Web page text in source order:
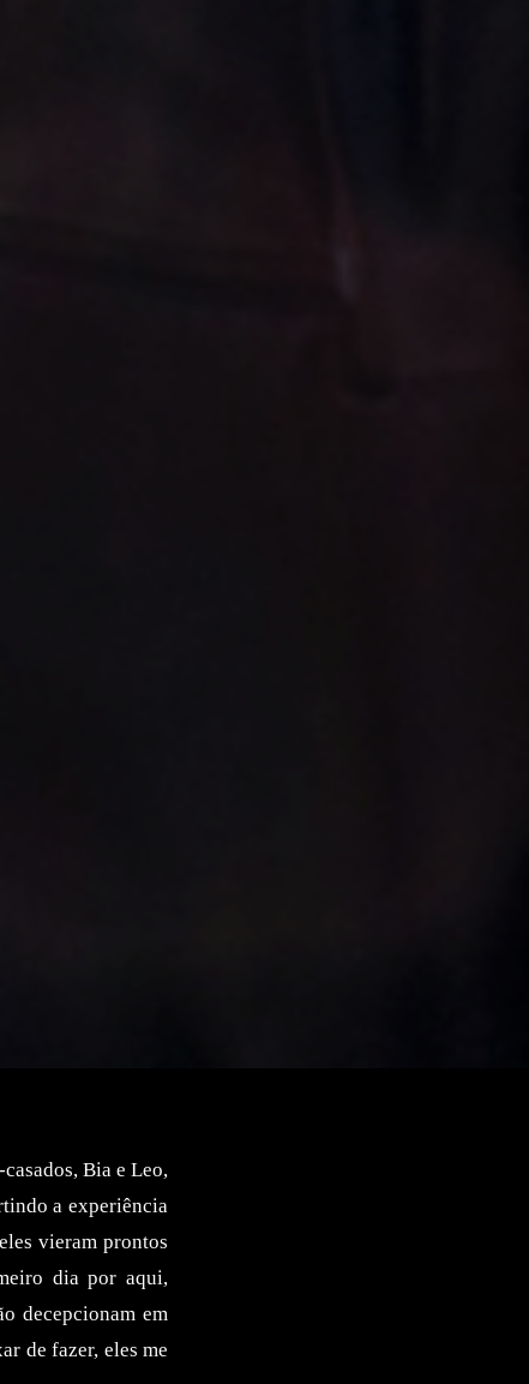
Bia e Leo,
a experiência
vieram prontos
dia por aqui,
decepcionam em
de fazer, eles me